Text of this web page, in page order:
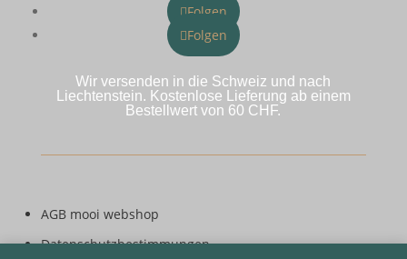
Folgen
Folgen
Wir versenden in die Schweiz und nach
Liechtenstein. Kostenlose Lieferung ab einem
Bestellwert von 60 CHF.
AGB mooi webshop
Datenschutzbestimmungen